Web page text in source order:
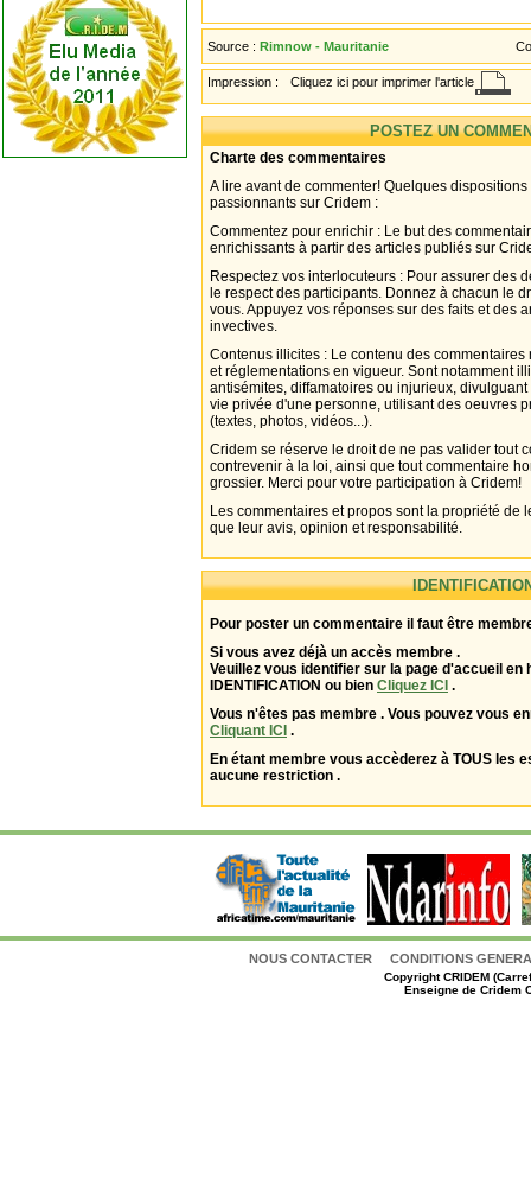
Source : Rimnow - Mauritanie
Impression : Cliquez ici pour imprimer l'article
POSTEZ UN
Charte des commentaires
A lire avant de commenter! Quelques
passionnants sur Cridem :
Commentez pour enrichir : Le but des
enrichissants à partir des articles publiés sur
Respectez vos interlocuteurs : Pour assurer des
le respect des participants. Donnez à chacun le
vous. Appuyez vos réponses sur des faits et des
invectives.
Contenus illicites : Le contenu des
et réglementations en vigueur. Sont notamment
antisémites, diffamatoires ou injurieux,
vie privée d'une personne, utilisant des oeuvres
(textes, photos, vidéos...).
Cridem se réserve le droit de ne pas valider tout
contrevenir à la loi, ainsi que tout commentaire
grossier. Merci pour votre participation à Cridem!
Les commentaires et propos sont la propriété de
que leur avis, opinion et responsabilité.
Pour poster un commentaire il faut être
Si vous avez déjà un accès membre .
Veuillez vous identifier sur la page d'accueil en
IDENTIFICATION ou bien Cliquez ICI .
Vous n'êtes pas membre . Vous pouvez vous
Cliquant ICI .
En étant membre vous accèderez à TOUS les
aucune restriction .
NOUS CONTACTER CONDITIONS
CopyrightCRIDEM
Enseigne de Cridem